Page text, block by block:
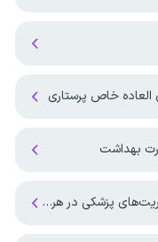
بهداشت
پزشکی در هرمزگان